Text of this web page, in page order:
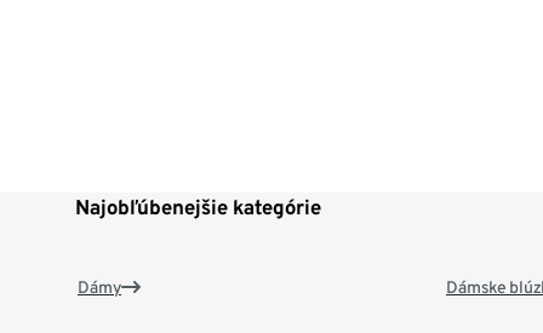
Najobľúbenejšie kategórie
Dámy Dámske